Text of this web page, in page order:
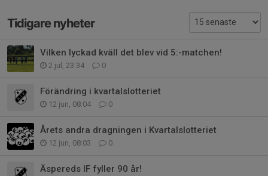
Tidigare nyheter
Vilken lyckad kväll det blev vid 5:-matchen!
2 jul, 23:34 0
Förändring i kvartalslotteriet
12 jun, 08:04 0
Årets andra dragningen i Kvartalslotteriet
12 jun, 08:03 0
Äspereds IF fyller 90 år!